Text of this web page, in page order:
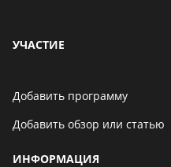
УЧАСТИЕ
Добавить программу
Добавить обзор или статью
ИНФОРМАЦИЯ